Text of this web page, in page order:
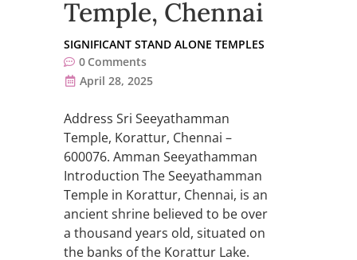
Temple, Chennai
SIGNIFICANT STAND ALONE TEMPLES
0 Comments
April 28, 2025
Address Sri Seeyathamman
Temple, Korattur, Chennai –
600076. Amman Seeyathamman
Introduction The Seeyathamman
Temple in Korattur, Chennai, is an
ancient shrine believed to be over
a thousand years old, situated on
the banks of the Korattur Lake.